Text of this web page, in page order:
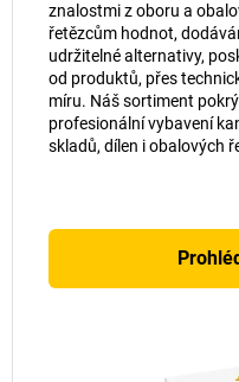
znalostmi z oboru a
řetězcům hodnot,
udržitelné alternativy,
od produktů, přes
míru. Náš sortiment
profesionální vybavení
skladů, dílen i obalových